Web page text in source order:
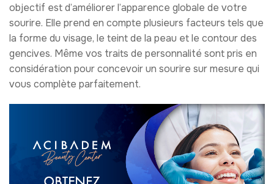
objectif est d’améliorer l’apparence globale de votre
sourire. Elle prend en compte plusieurs facteurs tels que
la forme du visage, le teint de la peau et le contour des
gencives. Même vos traits de personnalité sont pris en
considération pour concevoir un sourire sur mesure qui
vous complète parfaitement.